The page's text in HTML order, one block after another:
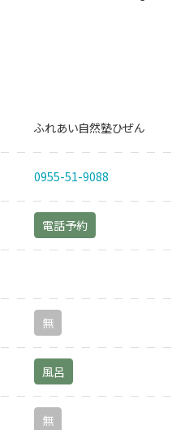
ふれあい自然塾ひぜん
0955-51-9088
電話予約
無
風呂
無